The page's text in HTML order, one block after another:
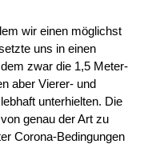
wir einen möglichst
uns in einen
zwar die 1,5 Meter-
aber Vierer- und
unterhielten. Die
genau der Art zu
Corona-Bedingungen